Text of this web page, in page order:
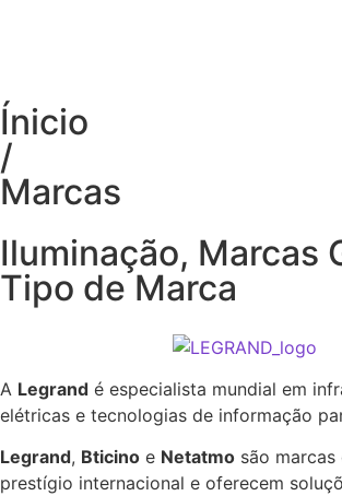
Ínicio
/
Marcas
Iluminação, Marcas
Tipo de Marca
A Legrand é especialista mundial em
elétricas e tecnologias de informação
Legrand, Bticino e Netatmo são
prestígio internacional e oferecem